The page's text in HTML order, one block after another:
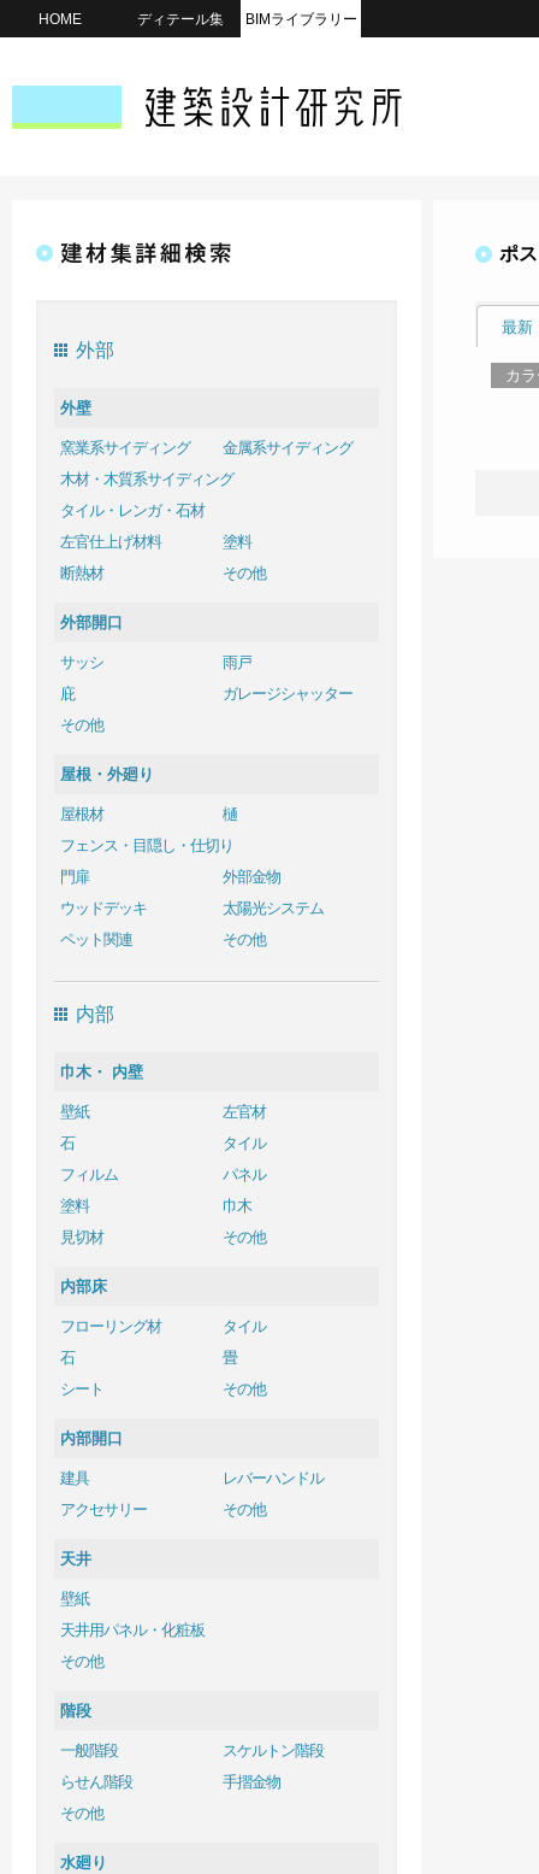
HOME ディテール集 BIMライブラリー
外部
外壁
窯業系サイディング
金属系サイディング
木材・木質系サイディング
タイル・レンガ・石材
左官仕上げ材料
塗料
断熱材
その他
外部開口
サッシ
雨戸
庇
ガレージシャッター
その他
屋根・外廻り
屋根材
樋
フェンス・目隠し・仕切り
門扉
外部金物
ウッドデッキ
太陽光システム
ペット関連
その他
内部
巾木・ 内壁
壁紙
左官材
石
タイル
フィルム
パネル
塗料
巾木
見切材
その他
内部床
フローリング材
タイル
石
畳
シート
その他
内部開口
建具
レバーハンドル
アクセサリー
その他
天井
壁紙
天井用パネル・化粧板
その他
階段
一般階段
スケルトン階段
らせん階段
手摺金物
その他
水廻り
ポ
最新
カ